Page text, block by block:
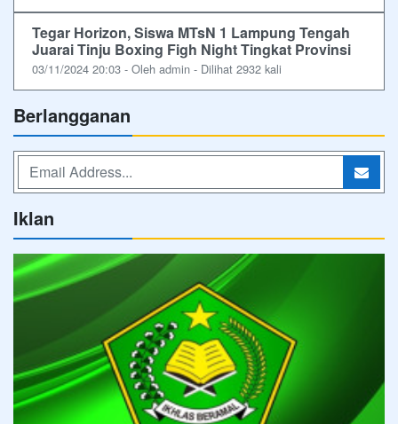
Tegar Horizon, Siswa MTsN 1 Lampung Tengah
Juarai Tinju Boxing Figh Night Tingkat Provinsi
03/11/2024 20:03 - Oleh admin - Dilihat 2932 kali
Berlangganan
Iklan